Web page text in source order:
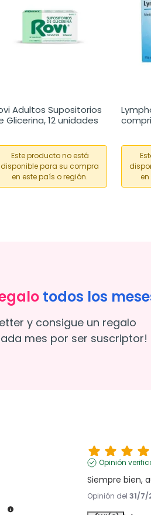
Adultos Supositorios
Glicerina, 12 unidades
Este producto no está
disponible para su compra
en este país o región.
en
todos los
y consigue un regalo
mes por ser suscriptor!
Opinión
Siempre bien,
Opinión del31/7/